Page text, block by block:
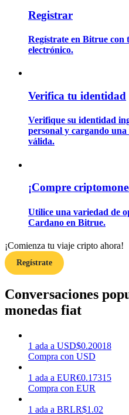
Guía de inicio de futuros
Aprenda cómo mantenerse
Earn
Registrar
Regístrate en Bitrue con
electrónico.
Verifica tu identidad
Verifique su identidad
personal y cargando
válida.
¡Compre
Utilice una variedad de
Cardano en Bitrue.
¡Comienza tu viaje cripto ahora!
Regístrate
Conversaciones
monedas fiat
1 ada a USD$0.20018
Compra con USD
1 ada a EUR€0.17315
Compra con EUR
1 ada a BRLR$1.02